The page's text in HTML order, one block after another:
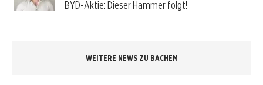
BYD-Aktie: Dieser Hammer folgt!
WEITERE NEWS ZU BACHEM